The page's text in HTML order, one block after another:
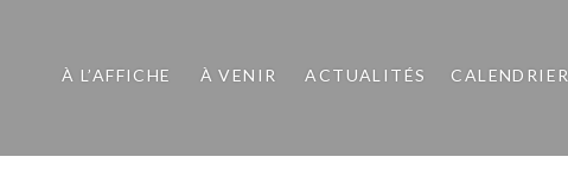
À L’AFFICHE À VENIR ACTUALITÉS CALENDRIER